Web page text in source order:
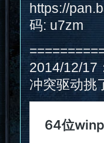
https://
码: u7zm
2014/12/17
冲突驱动挑